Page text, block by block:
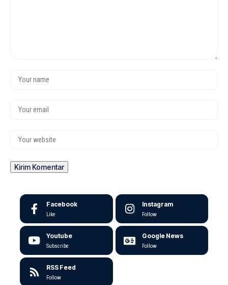
Facebook
Like
Instagram
Follow
Youtube
Subscribe
Google News
Follow
RSS Feed
Follow